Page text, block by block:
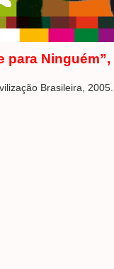
Brasileira, 2005.